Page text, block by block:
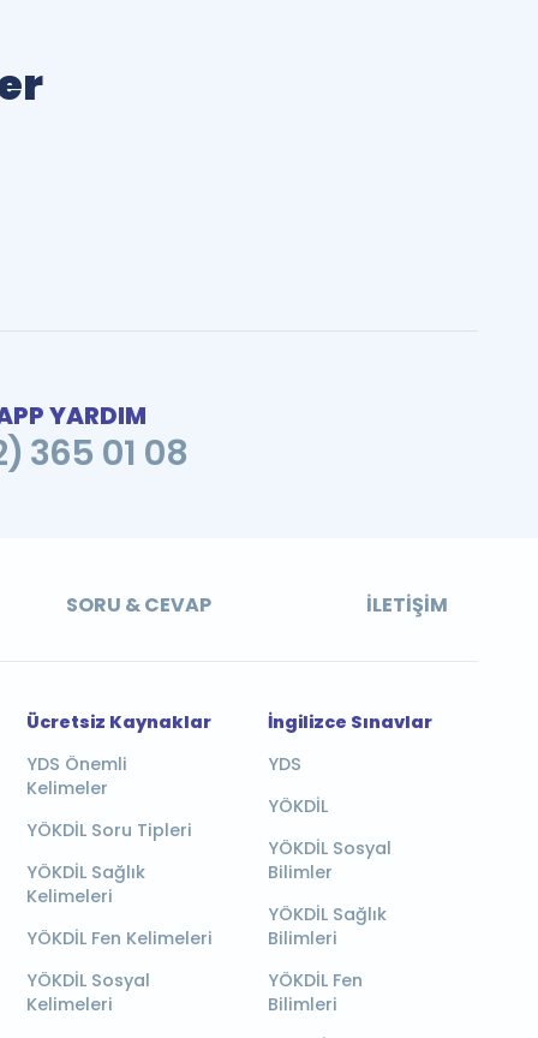
YARDIM
365 01 08
SORU & CEVAP İLETIŞIM
Ücretsiz Kaynaklar
YDS Önemli
Kelimeler
YÖKDİL Soru Tipleri
YÖKDİL Sağlık
Kelimeleri
YÖKDİL Fen Kelimeleri
YÖKDİL Sosyal
Kelimeleri
İngilizce Sınavlar
YDS
YÖKDİL
YÖKDİL Sosyal
Bilimler
YÖKDİL Sağlık
Bilimleri
YÖKDİL Fen
Bilimleri